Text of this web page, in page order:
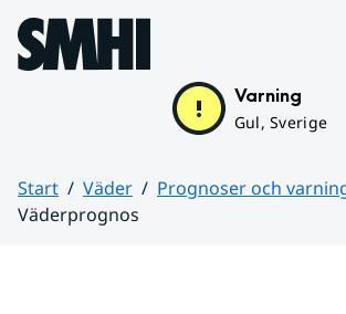
Hoppa till sidans innehåll
Varning
Gul, Sverige
Start Väder
Prognoser och
Väderprognos